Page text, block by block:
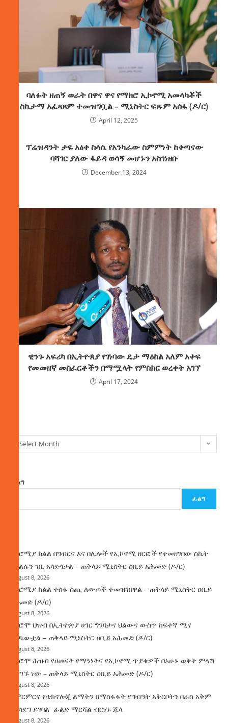
ባለፉት ዘጠኝ ወራት በዋና ዋና የማክሮ ኢኮኖሚ አመላካቾች
ስኬታማ አፈጻጸም ተመዝግቧል – ሚኒስትር ፍጹም አሰፋ (ዶ/ር)
April 12, 2025
ፕሬዝዳንት ታዬ አፅቀ ስላሴ የአንካራው ስምምነት ከቀጣናው
ባሻገር ያለው ፋይዳ ወሳኝ መሆኑን አስገነዘቡ
December 13, 2024
ዊንጉ አፍሪካ በኢትዮጰያ የገነባው ዴታ ማዕከል አለም አቀፍ
የመመዘኛ መስፈርቶችን በማሟላት የምስክር ወረቀት አገኘ
April 17, 2024
Select Month
ፈልግ
ፈልግ
በኦሮሚያ ክልል በግብርና እና በሌሎች የኢኮኖሚ ዘርፎች የተመዘገበው ስኬት
የክልሉን ገቢ አሳድጎታል – ጠቅላይ ሚኒስትር ዐቢይ አሕመድ (ዶ/ር)
August 8, 2026
በኦሮሚያ ክልል ተስፋ ሰጪ ለውጦች ተመዝገበዋል – ጠቅላይ ሚኒስትር ዐቢይ
አሕመድ (ዶ/ር)
August 8, 2026
የኦሮሞ ህዝብ በኢትዮጵያ ሀገር ግንባታና ህልውና ውስጥ ከፍተኛ ሚና
ተጫውቷል – ጠቅላይ ሚኒስትር ዐቢይ አሕመድ (ዶ/ር)
August 8, 2026
የኦሮሞ ሕዝብ የዘመናት የማንነትና የኢኮኖሚ ጥያቄዎች በአሁኑ ወቅት ምላሽ
እያገኙ ነው – ጠቅላይ ሚኒስትር ዐቢይ አሕመድ (ዶ/ር)
August 8, 2026
የምርምርና የቴክኖሎጂ ልማትን በማስፋፋት የግብዓት አቅርቦትን በራስ አቅም
ማሳደግ ይገባል- ፊልድ ማርሻል ብርሃኑ ጁላ
August 8, 2026